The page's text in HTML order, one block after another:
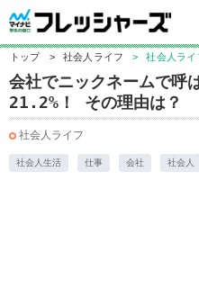
トップ > 社会人ライフ > 社会人ライ
会社でニックネームで呼
21.2%！ その理由は？
社会人ライフ
社会人生活 仕事 会社 社会人